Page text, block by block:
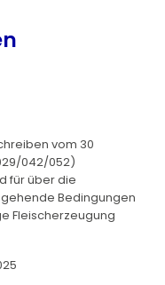
vom 30
042/052)
für über die
Bedingungen
Fleischerzeugung